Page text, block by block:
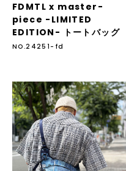
FDMTL x master-
piece -LIMITED
EDITION- トートバッグ
NO.24251-fd